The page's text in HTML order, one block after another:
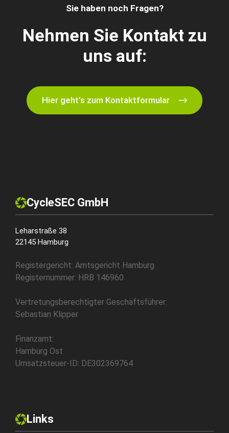
Sie haben noch Fragen?
Nehmen Sie Kontakt zu
uns auf:
Hier geht's zum Kontaktformular
CycleSEC GmbH
Leharstraße 38
22145 Hamburg
Registergericht: Amtsgericht Hamburg
Registernummer: HRB 146960
Vertretungsberechtigter Geschäftsführer:
Sebastian Klipper
Finanzamt:
Hamburg Ost
Umsatzsteuer-ID: DE302369764
Links